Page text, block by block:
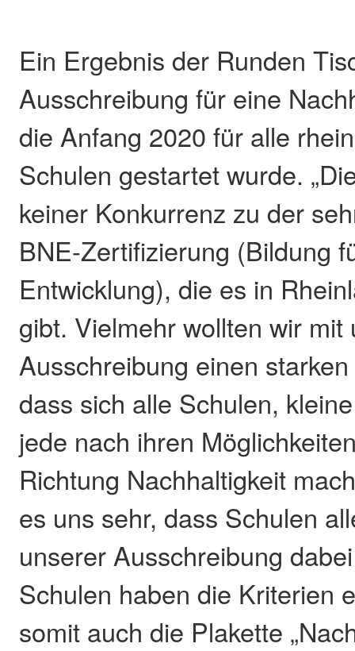
Ein Ergebnis der Runden
Ausschreibung für eine
die Anfang 2020 für alle
Schulen gestartet wurde.
keiner Konkurrenz zu der
BNE-Zertifizierung (Bildung
Entwicklung), die es in
gibt. Vielmehr wollten wir mit
Ausschreibung einen
dass sich alle Schulen,
jede nach ihren
Richtung Nachhaltigkeit
es uns sehr, dass Schulen
unserer Ausschreibung
Schulen haben die Kriterien
somit auch die Plakette